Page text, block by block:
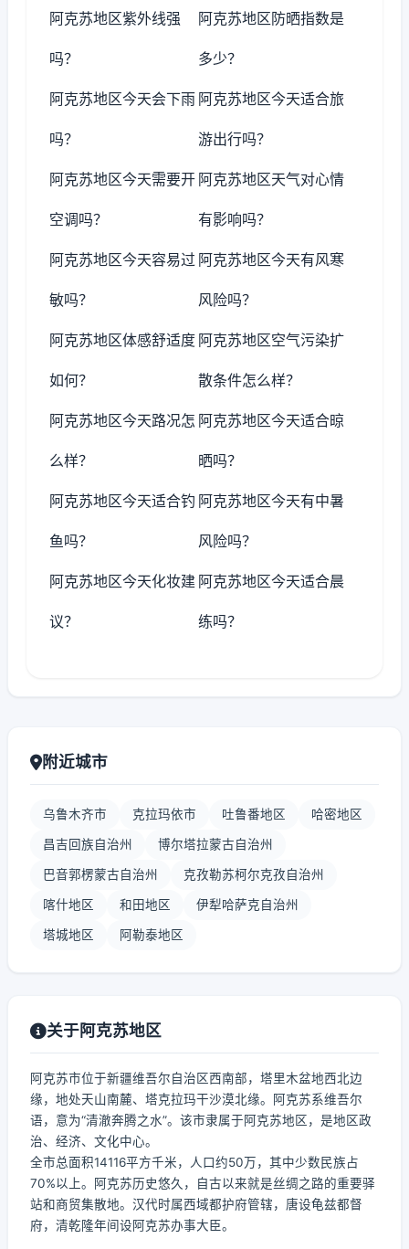
阿克苏地区紫外线强
吗？
阿克苏地区防晒指数是
多少？
阿克苏地区今天会下雨
吗？
阿克苏地区今天适合旅
游出行吗？
阿克苏地区今天需要开
空调吗？
阿克苏地区天气对心情
有影响吗？
阿克苏地区今天容易过
敏吗？
阿克苏地区今天有风寒
风险吗？
阿克苏地区体感舒适度
如何？
阿克苏地区空气污染扩
散条件怎么样？
阿克苏地区今天路况怎
么样？
阿克苏地区今天适合晾
晒吗？
阿克苏地区今天适合钓
鱼吗？
阿克苏地区今天有中暑
风险吗？
阿克苏地区今天化妆建
议？
阿克苏地区今天适合晨
练吗？
附近城市
乌鲁木齐市 克拉玛依市 吐鲁番地区 哈密地区
昌吉回族自治州 博尔塔拉蒙古自治州
巴音郭楞蒙古自治州 克孜勒苏柯尔克孜自治州
喀什地区 和田地区 伊犁哈萨克自治州
塔城地区 阿勒泰地区
关于阿克苏地区
阿克苏市位于新疆维吾尔自治区西南部，塔里木盆地西北边
缘，地处天山南麓、塔克拉玛干沙漠北缘。阿克苏系维吾尔
语，意为“清澈奔腾之水”。该市隶属于阿克苏地区，是地区政
治、经济、文化中心。
全市总面积14116平方千米，人口约50万，其中少数民族占
70%以上。阿克苏历史悠久，自古以来就是丝绸之路的重要驿
站和商贸集散地。汉代时属西域都护府管辖，唐设龟兹都督
府，清乾隆年间设阿克苏办事大臣。